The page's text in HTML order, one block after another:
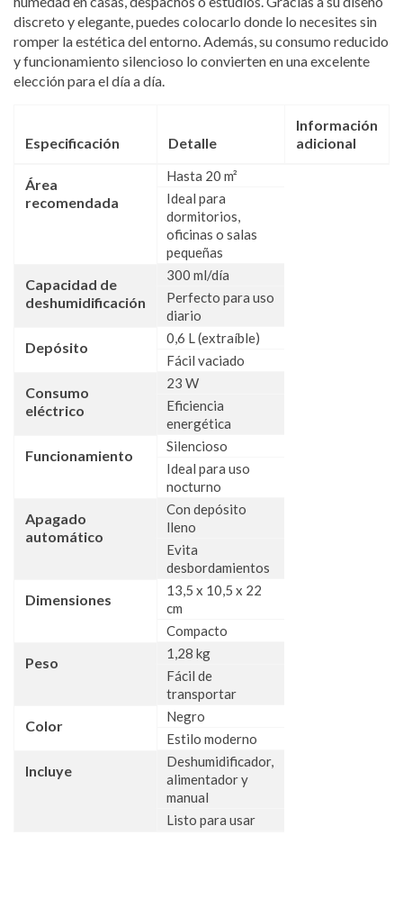
discreto y elegante, puedes colocarlo donde lo necesites sin
romper la estética del entorno. Además, su consumo reducido
y funcionamiento silencioso lo convierten en una excelente
elección para el día a día.
Especificación Detalle
Información
adicional
Área
recomendada
Hasta 20 m²
Ideal para
dormitorios,
oficinas o salas
pequeñas
Capacidad de
deshumidificación
300 ml/día
Perfecto para uso
diario
Depósito
0,6 L (extraíble)
Fácil vaciado
Consumo
eléctrico
23 W
Eficiencia
energética
Funcionamiento
Silencioso
Ideal para uso
nocturno
Apagado
automático
Con depósito
lleno
Evita
desbordamientos
Dimensiones
13,5 x 10,5 x 22
cm
Compacto
Peso
1,28 kg
Fácil de
transportar
Color
Negro
Estilo moderno
Incluye
Deshumidificador,
alimentador y
manual
Listo para usar